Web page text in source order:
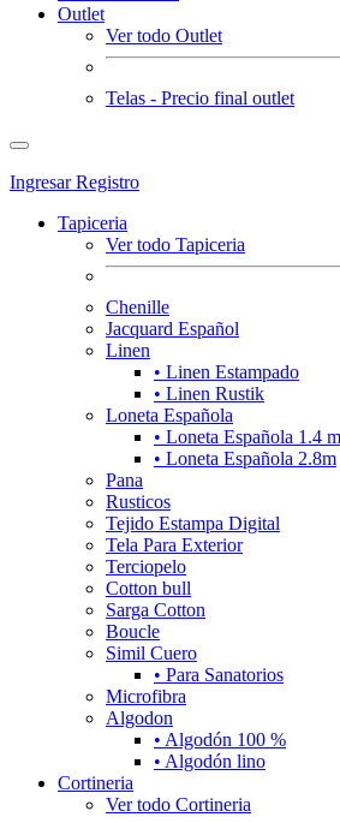
Outlet
Ver todo Outlet
Telas - Precio final outlet
IngresarRegistro
Tapiceria
Ver todo Tapiceria
Chenille
Jacquard Español
Linen
• Linen Estampado
• Linen Rustik
Loneta Española
• Loneta Española 1.4 m
• Loneta Española 2.8m
Pana
Rusticos
Tejido Estampa Digital
Tela Para Exterior
Terciopelo
Cotton bull
Sarga Cotton
Boucle
Simil Cuero
• Para Sanatorios
Microfibra
Algodon
• Algodón 100 %
• Algodón lino
Cortineria
Ver todo Cortineria